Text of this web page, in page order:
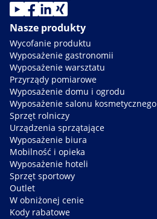
Nasze produkty
Wycofanie produktu
Wyposażenie gastronomii
Wyposażenie warsztatu
Przyrządy pomiarowe
Wyposażenie domu i ogrodu
Wyposażenie salonu kosmetycznego
Sprzęt rolniczy
Urządzenia sprzątające
Wyposażenie biura
Mobilność i opieka
Wyposażenie hoteli
Sprzęt sportowy
Outlet
W obniżonej cenie
Kody rabatowe